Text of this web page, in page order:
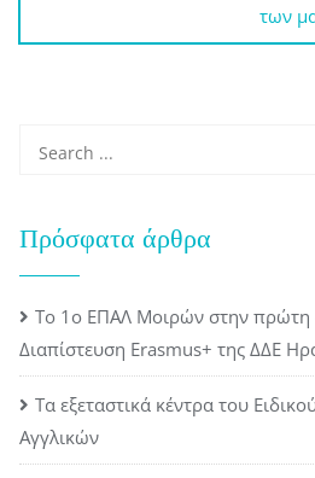
των
Πρόσφατα άρθρα
Το 1ο ΕΠΑΛ Μοιρών στην πρώτη
Διαπίστευση Erasmus+ της ΔΔΕ
Τα εξεταστικά κέντρα του
Αγγλικών